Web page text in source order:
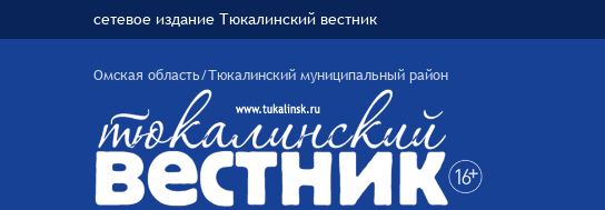
сетевое издание Тюкалинский вестник
Омская область/Тюкалинский муниципальный район